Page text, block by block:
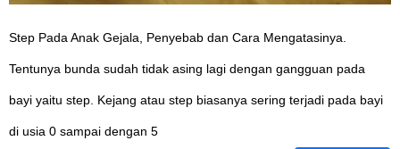
Step Pada Anak Gejala, Penyebab dan Cara Mengatasinya.
Tentunya bunda sudah tidak asing lagi dengan gangguan pada
bayi yaitu step. Kejang atau step biasanya sering terjadi pada bayi
di usia 0 sampai dengan 5